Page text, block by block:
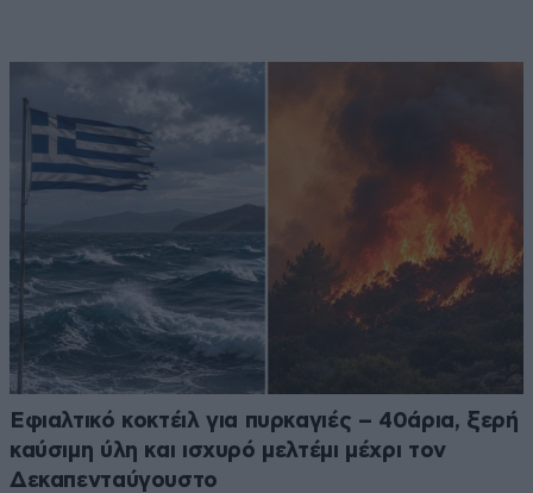
Eφιαλτικό κοκτέιλ για πυρκαγιές – 40άρια, ξερή
καύσιμη ύλη και ισχυρό μελτέμι μέχρι τον
Δεκαπενταύγουστο